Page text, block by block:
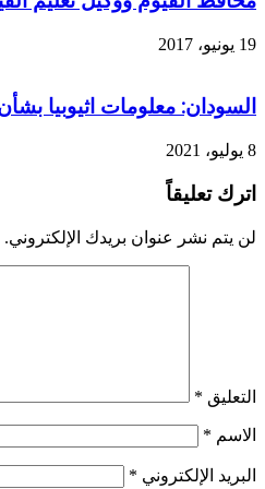
19 يونيو، 2017
السودان: معلومات اثيوبيا
8 يوليو، 2021
اترك تعليقاً
لن يتم نشر عنوان بريدك الإلكتروني.
التعليق *
الاسم *
البريد الإلكتروني *